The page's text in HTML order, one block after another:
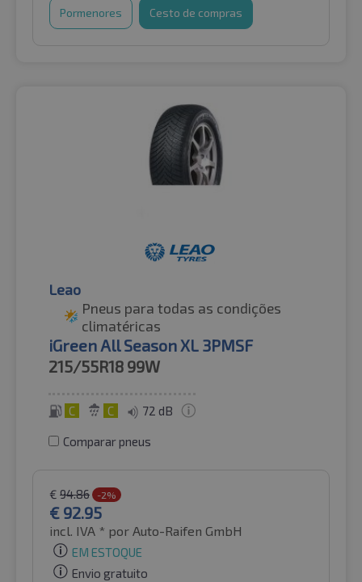
Pormenores Cesto de compras
Leao
Pneus para todas as condições
climatéricas
iGreen All Season XL 3PMSF
215/55R18 99W
C C 72 dB
Comparar pneus
€ 94.86 -2%
€ 92.95
incl. IVA * por Auto-Raifen GmbH
EM ESTOQUE
Envio gratuito